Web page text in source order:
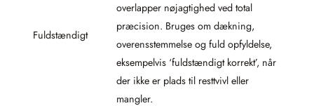
Fuldstændigt
overlapper nøjagtighed ved total
præcision. Bruges om dækning,
overensstemmelse og fuld opfyldelse,
eksempelvis ‘fuldstændigt korrekt’, når
der ikke er plads til resttvivl eller
mangler.